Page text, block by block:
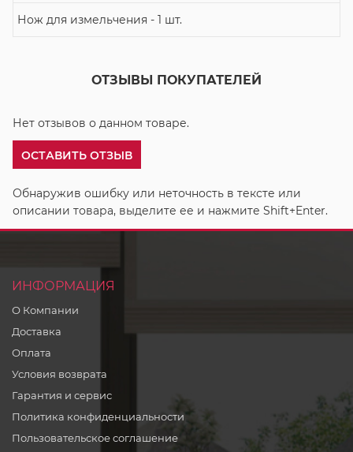
Нож для измельчения - 1 шт.
ОТЗЫВЫ ПОКУПАТЕЛЕЙ
Нет отзывов о данном товаре.
ОСТАВИТЬ ОТЗЫВ
Обнаружив ошибку или неточность в тексте или
описании товара, выделите ее и нажмите Shift+Enter.
ИНФОРМАЦИЯ
О Компании
Доставка
Оплата
Условия возврата
Гарантия и сервис
Политика конфиденциальности
Пользовательское соглашение